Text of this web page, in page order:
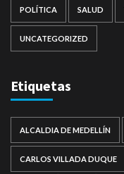
POLÍTICA SALUD
UNCATEGORIZED
Etiquetas
ALCALDIA DE MEDELLÍN
CARLOS VILLADA DUQUE